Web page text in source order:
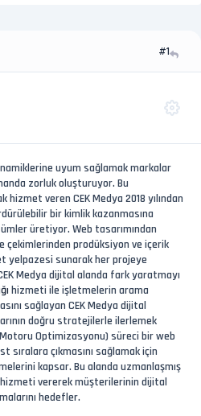
#1
uyum sağlamak markalar
zorluk oluşturuyor. Bu
hizmet veren CEK Medya 2018 yılından
bir kimlik kazanmasına
üretiyor. Web tasarımından
prodüksiyon ve içerik
yelpazesi sunarak her projeye
Medya dijital alanda fark yaratmayı
hizmeti ile işletmelerin arama
sağlayan CEK Medya dijital
doğru stratejilerle ilerlemek
Optimizasyonu) süreci bir web
çıkmasını sağlamak için
kapsar. Bu alanda uzmanlaşmış
hizmeti vererek müşterilerinin dijital
hedefler.